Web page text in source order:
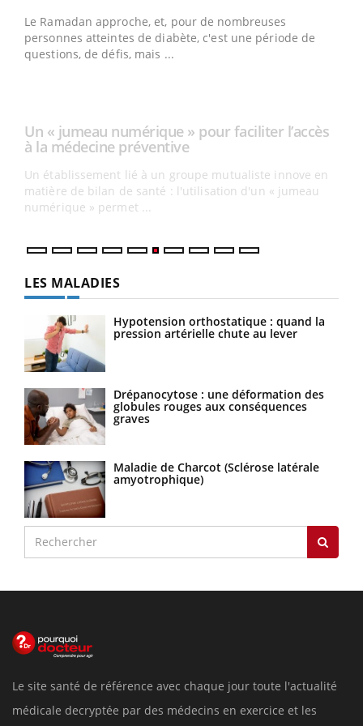
Un établissement lié à un groupe mutualiste innove en
matière de bilan de santé : l'utilisation d'un « jumeau
LES MALADIES
Hypotension orthostatique : quand la
pression artérielle chute au lever
Drépanocytose : une déformation des
globules rouges aux conséquences
graves
Maladie de Charcot (Sclérose latérale
amyotrophique)
Le site santé de référence avec chaque jour toute l'actualité
médicale decryptée par des médecins en exercice et les